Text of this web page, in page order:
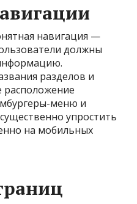
навигация —
должны
разделов и
расположение
меню и
упростить
на мобильных